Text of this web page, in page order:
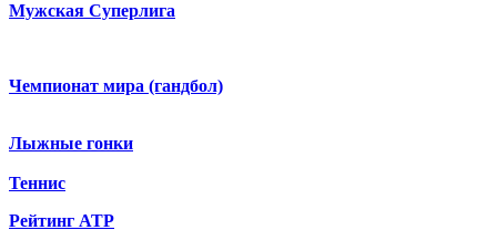
Мужская Суперлига
Чемпионат мира (гандбол)
Лыжные гонки
Теннис
Рейтинг ATP